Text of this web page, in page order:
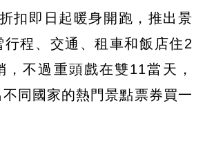
扣即日起暖身開跑，推出景
行程、交通、租車和飯店住2
，不過重頭戲在雙11當天，
同國家的熱門景點票券買一